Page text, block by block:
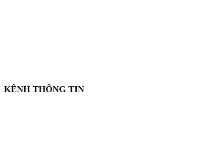
KÊNH THÔNG TIN